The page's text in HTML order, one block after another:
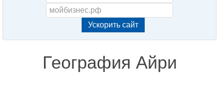
География Айри